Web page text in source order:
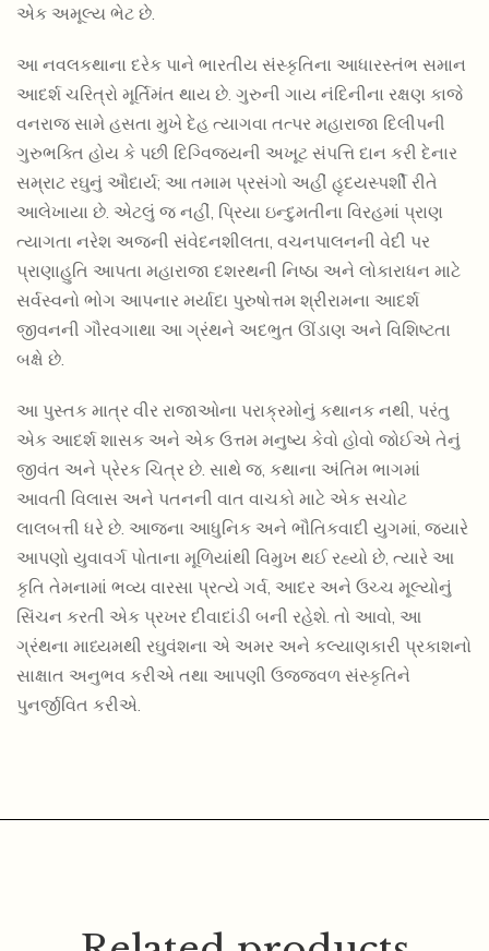
એક અમૂલ્ય ભેટ છે.
આ નવલકથાના દરેક પાને ભારતીય સંસ્કૃતિના આધારસ્તંભ સમાન
આદર્શ ચરિત્રો મૂર્તિમંત થાય છે. ગુરુની ગાય નંદિનીના રક્ષણ કાજે
વનરાજ સામે હસતા મુખે દેહ ત્યાગવા તત્પર મહારાજા દિલીપની
ગુરુભક્તિ હોય કે પછી દિગ્વિજયની અખૂટ સંપત્તિ દાન કરી દેનાર
સમ્રાટ રઘુનું ઔદાર્ય; આ તમામ પ્રસંગો અહીં હૃદયસ્પર્શી રીતે
આલેખાયા છે. એટલું જ નહીં, પ્રિયા ઇન્દુમતીના વિરહમાં પ્રાણ
ત્યાગતા નરેશ અજની સંવેદનશીલતા, વચનપાલનની વેદી પર
પ્રાણાહુતિ આપતા મહારાજા દશરથની નિષ્ઠા અને લોકારાધન માટે
સર્વસ્વનો ભોગ આપનાર મર્યાદા પુરુષોત્તમ શ્રીરામના આદર્શ
જીવનની ગૌરવગાથા આ ગ્રંથને અદભુત ઊંડાણ અને વિશિષ્ટતા
બક્ષે છે.
આ પુસ્તક માત્ર વીર રાજાઓના પરાક્રમોનું કથાનક નથી, પરંતુ
એક આદર્શ શાસક અને એક ઉત્તમ મનુષ્ય કેવો હોવો જોઈએ તેનું
જીવંત અને પ્રેરક ચિત્ર છે. સાથે જ, કથાના અંતિમ ભાગમાં
આવતી વિલાસ અને પતનની વાત વાચકો માટે એક સચોટ
લાલબત્તી ધરે છે. આજના આધુનિક અને ભૌતિકવાદી યુગમાં, જ્યારે
આપણો યુવાવર્ગ પોતાના મૂળિયાંથી વિમુખ થઈ રહ્યો છે, ત્યારે આ
કૃતિ તેમનામાં ભવ્ય વારસા પ્રત્યે ગર્વ, આદર અને ઉચ્ચ મૂલ્યોનું
સિંચન કરતી એક પ્રખર દીવાદાંડી બની રહેશે. તો આવો, આ
ગ્રંથના માધ્યમથી રઘુવંશના એ અમર અને કલ્યાણકારી પ્રકાશનો
સાક્ષાત અનુભવ કરીએ તથા આપણી ઉજ્જવળ સંસ્કૃતિને
પુનર્જીવિત કરીએ.